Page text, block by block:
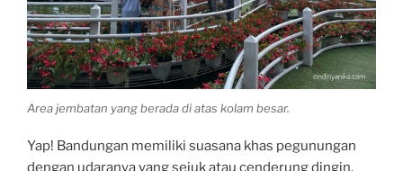
Area jembatan yang berada di atas kolam besar.
Yap! Bandungan memiliki suasana khas pegunungan
dengan udaranya yang sejuk atau cenderung dingin.